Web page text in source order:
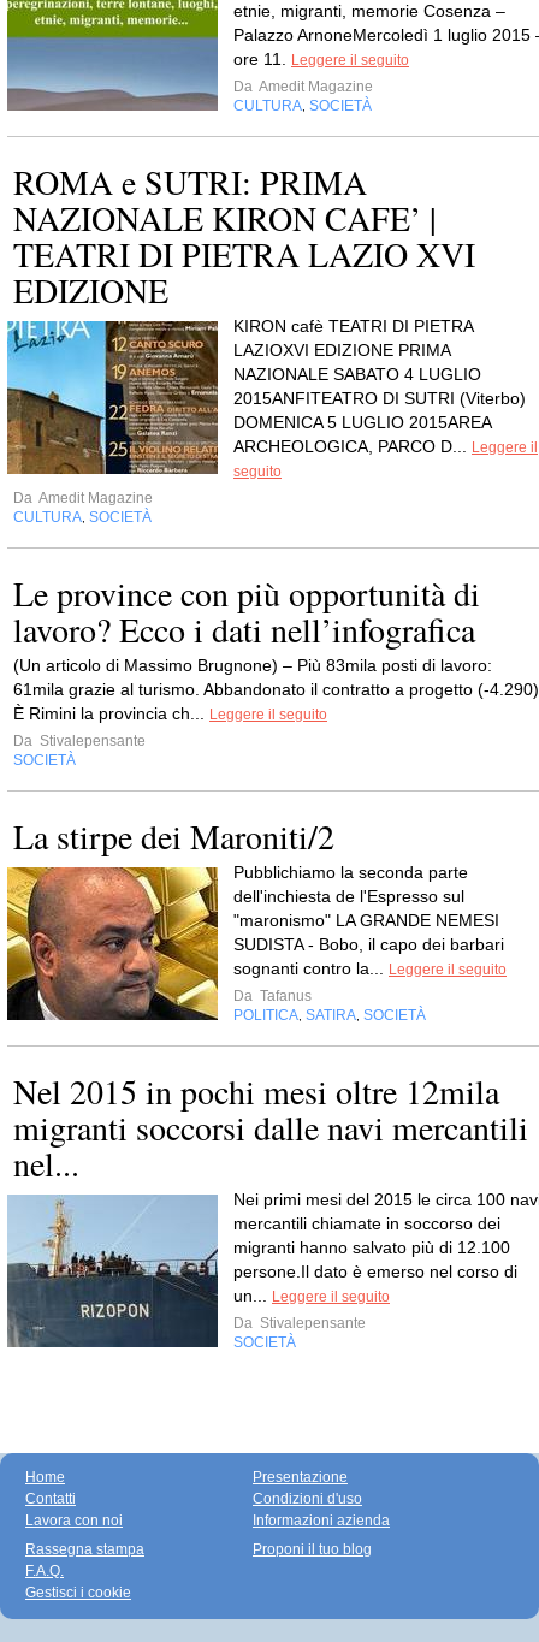
etnie, migranti, memorie Cosenza –
Palazzo ArnoneMercoledì 1 luglio 2015
ore 11.
Leggere il seguito
Da Amedit Magazine
CULTURA SOCIETÀ
ROMA e SUTRI: PRIMA
NAZIONALE KIRON CAFE’ |
TEATRI DI PIETRA LAZIO XVI
EDIZIONE
KIRON cafè TEATRI DI PIETRA
LAZIOXVI EDIZIONE PRIMA
NAZIONALE SABATO 4 LUGLIO
2015ANFITEATRO DI SUTRI (Viterbo)
DOMENICA 5 LUGLIO 2015AREA
ARCHEOLOGICA, PARCO D...
Leggere il
seguito
Da Amedit Magazine
CULTURA SOCIETÀ
Le province con più opportunità di
lavoro? Ecco i dati nell’infografica
(Un articolo di Massimo Brugnone) – Più 83mila posti di lavoro:
61mila grazie al turismo. Abbandonato il contratto a progetto (-
È Rimini la provincia ch...
Leggere il seguito
Da Stivalepensante
SOCIETÀ
La stirpe dei Maroniti/2
Pubblichiamo la seconda parte
dell'inchiesta de l'Espresso sul
"maronismo" LA GRANDE NEMESI
SUDISTA - Bobo, il capo dei barbari
sognanti contro la...
Leggere il seguito
Da Tafanus
POLITICA SATIRA SOCIETÀ
Nel 2015 in pochi mesi oltre 12mila
migranti soccorsi dalle navi mercantili
nel...
Nei primi mesi del 2015 le circa 100
mercantili chiamate in soccorso dei
migranti hanno salvato più di 12.100
persone.Il dato è emerso nel corso di
un...
Leggere il seguito
Da Stivalepensante
SOCIETÀ
Home
Contatti
Lavora con noi
Presentazione
Condizioni d'uso
Informazioni azienda
Rassegna stampa
F.A.Q.
Gestisci i cookie
Proponi il tuo blog